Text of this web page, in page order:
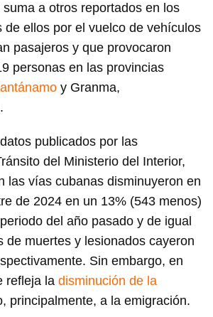
a otros reportados en los
de ellos por el vuelco de vehículos
pasajeros y que provocaron
personas en las provincias
y Granma,
publicados por las
del Ministerio del Interior,
las vías cubanas disminuyeron en
de 2024 en un 13% (543 menos)
del año pasado y de igual
de muertes y lesionados cayeron
Sin embargo, en
refleja la disminución de la
principalmente, a la emigración.